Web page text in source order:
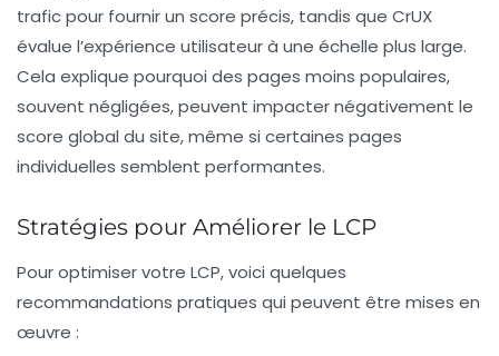
trafic pour fournir un score précis, tandis que CrUX
évalue l’expérience utilisateur à une échelle plus large.
Cela explique pourquoi des pages moins populaires,
souvent négligées, peuvent impacter négativement le
score global du site, même si certaines pages
individuelles semblent performantes.
Stratégies pour Améliorer le LCP
Pour optimiser votre LCP, voici quelques
recommandations pratiques qui peuvent être mises en
œuvre :